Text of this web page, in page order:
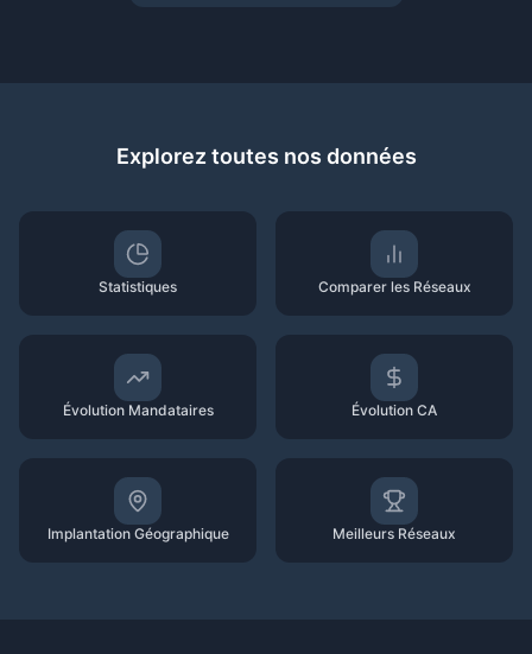
Explorez toutes nos données
Statistiques Comparer les Réseaux
Évolution Mandataires Évolution CA
Implantation Géographique Meilleurs Réseaux